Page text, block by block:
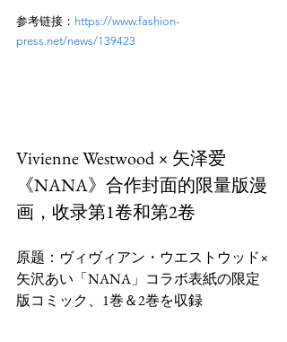
参考链接： https://www.fashion-
press.net/news/139423
Vivienne Westwood × 矢泽爱
《NANA》合作封面的限量版漫
画，收录第1卷和第2卷
原题：ヴィヴィアン・ウエストウッド×
矢沢あい「NANA」コラボ表紙の限定